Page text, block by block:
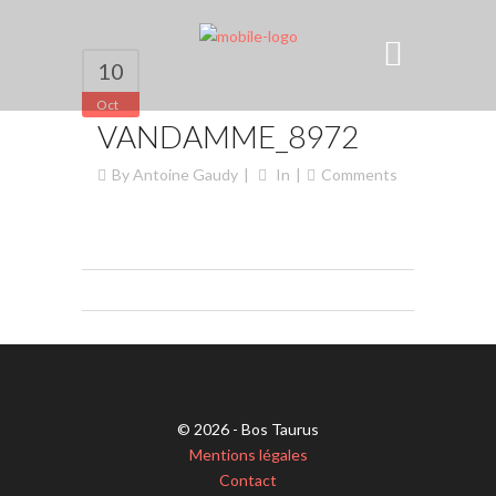
10
Oct
VANDAMME_8972
ByAntoine Gaudy In Comments
© 2026 - Bos Taurus
Mentions légales
Contact